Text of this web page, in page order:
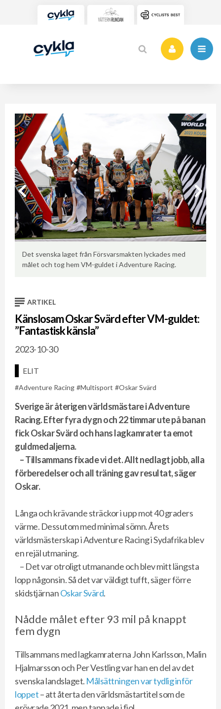
Det svenska laget från Försvarsmakten lyckades med
målet och tog hem VM-guldet i Adventure Racing.
ARTIKEL
Känslosam Oskar Svärd efter VM-guldet:
”Fantastisk känsla”
2023-10-30
ELIT
Adventure Racing Multisport Oskar Svärd
Sverige är återigen världsmästare i Adventure
Racing. Efter fyra dygn och 22 timmar ute på banan
fick Oskar Svärd och hans lagkamrater ta emot
guldmedaljerna.
– Tillsammans fixade vi det. Allt nedlagt jobb, alla
förberedelser och all träning gav resultat, säger
Oskar.
Långa och krävande sträckor i upp mot 40 graders
värme. Dessutom med minimal sömn. Årets
världsmästerskap i Adventure Racing i Sydafrika blev
en rejäl utmaning.
– Det var otroligt utmanande och blev mitt längsta
lopp någonsin. Så det var väldigt tufft, säger förre
skidstjärnanOskar Svärd.
Nådde målet efter 93 mil på knappt
fem dygn
Tillsammans med lagkamraterna John Karlsson, Malin
Hjalmarsson och Per Vestling var han en del av det
svenska landslaget. Målsättningen var tydlig inför
loppet– att återta den världsmästartitel som de